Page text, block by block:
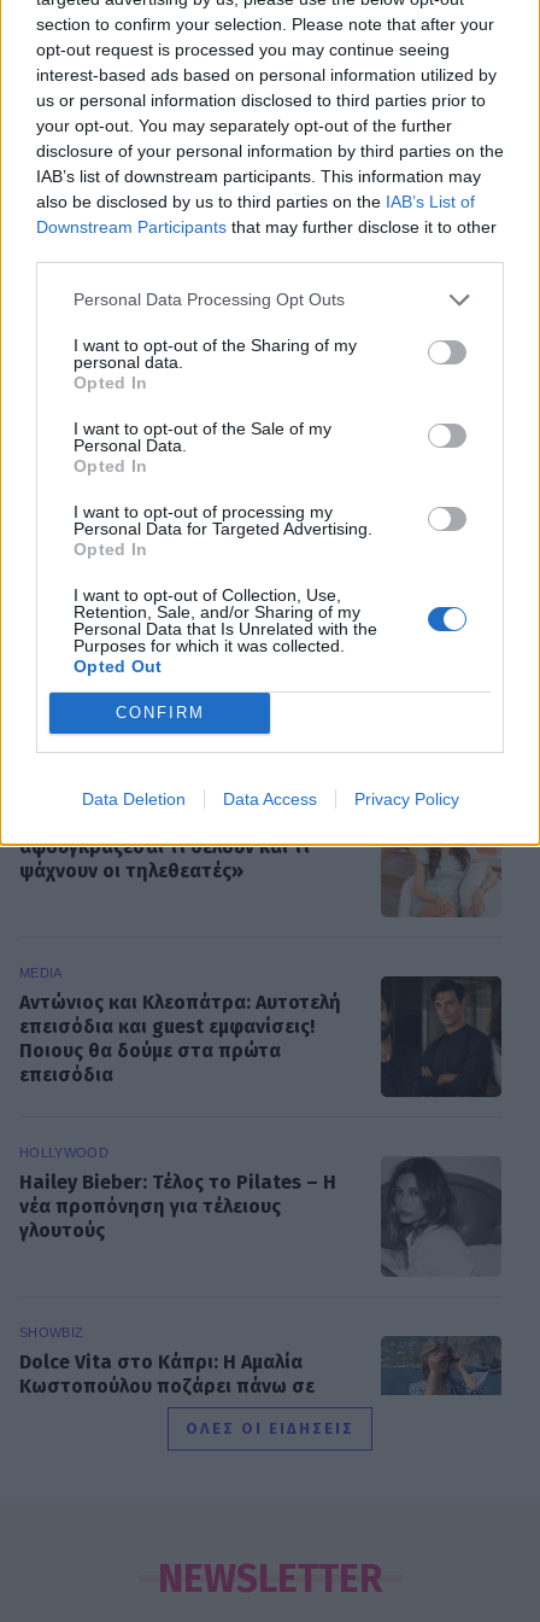
section to confirm your selection. Please note that after your
opt-out request is processed you may continue seeing
interest-based ads based on personal information utilized by
us or personal information disclosed to third parties prior to
your opt-out. You may separately opt-out of the further
disclosure of your personal information by third parties on the
IAB’s list of downstream participants. This information may
also be disclosed by us to third parties on the IAB’s List of
Downstream Participants that may further disclose it to other
Personal Data Processing Opt Outs
I want to opt-out of the Sharing of my
personal data.
Opted In
I want to opt-out of the Sale of my
Personal Data.
Opted In
I want to opt-out of processing my
Personal Data for Targeted Advertising.
Opted In
I want to opt-out of Collection, Use,
Retention, Sale, and/or Sharing of my
Personal Data that Is Unrelated with the
Purposes for which it was collected.
Opted Out
CONFIRM
Data Deletion Data Access Privacy Policy
Σύμφωνα με πληροφορίες του Η&Τ, για πρώτη
φορά αποφασίσθηκε να αξιοποιηθεί με
οργανωμένο τρόπο τουριστικά το πόσο
δημοφιλής είναι η Μύκονος ως τόπος διακοπών
για διάσημα πρόσωπα. Στο πλαίσιο αυτό
συγκεντρώθηκε υλικό από την Ιστοσελίδα
mykonoslivetv και δημιουργήθηκε ένα
πρόσωπα που επισκέφθηκαν το νησί.
Το video ανέβηκε πρόσφατα και στο youtube και
το παρουσιάζει το H&T.
Μύκονος διαφήμιση Τζον Τραβόλτα
Μόνικα Μπελούτσι
ΡΟΗ ΕΙΔΗΣΕΩΝ
αφουγκράζεσαι τι θέλουν και τι
ψάχνουν οι τηλεθεατές»
MEDIA
Αντώνιος και Κλεοπάτρα: Αυτοτελή
επεισόδια και guest εμφανίσεις!
Ποιους θα δούμε στα πρώτα
επεισόδια
HOLLYWOOD
Hailey Bieber: Τέλος το Pilates – Η
νέα προπόνηση για τέλειους
γλουτούς
SHOWBIZ
Dolce Vita στο Κάπρι: Η Αμαλία
Κωστοπούλου ποζάρει πάνω σε
σκάφος με αέρινο look!
Κωνσταντινίδου, Λυδία Τζανουδάκη
και Άννη Θεοχάρη επιστρέφουν
ΟΛΕΣ ΟΙ ΕΙΔΗΣΕΙΣ
NEWSLETTER